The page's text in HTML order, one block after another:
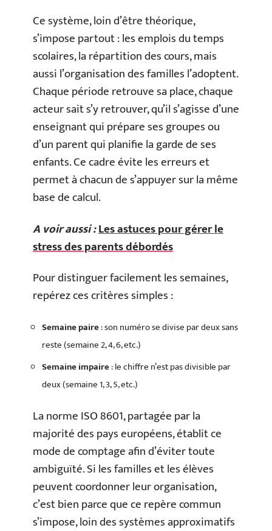
Ce système, loin d’être théorique,
s’impose partout : les emplois du temps
scolaires, la répartition des cours, mais
aussi l’organisation des familles l’adoptent.
Chaque période retrouve sa place, chaque
acteur sait s’y retrouver, qu’il s’agisse d’une
enseignant qui prépare ses groupes ou
d’un parent qui planifie la garde de ses
enfants. Ce cadre évite les erreurs et
permet à chacun de s’appuyer sur la même
base de calcul.
A voir aussi :Les astuces pour gérer le
stress des parents débordés
Pour distinguer facilement les semaines,
repérez ces critères simples :
Semaine paire: son numéro se divise par deux sans
reste (semaine 2, 4, 6, etc.)
Semaine impaire: le chiffre n’est pas divisible par
deux (semaine 1, 3, 5, etc.)
La norme ISO 8601, partagée par la
majorité des pays européens, établit ce
mode de comptage afin d’éviter toute
ambiguïté. Si les familles et les élèves
peuvent coordonner leur organisation,
c’est bien parce que ce repère commun
s’impose, loin des systèmes approximatifs